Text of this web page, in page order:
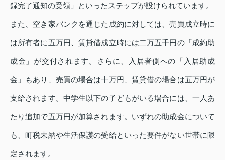
録完了通知の受領」といったステップが設けられています。
また、空き家バンクを通じた成約に対しては、売買成立時に
は所有者に五万円、賃貸借成立時には二万五千円の「成約助
成金」が交付されます。さらに、入居者側への「入居助成
金」もあり、売買の場合は十万円、賃貸借の場合は五万円が
支給されます。中学生以下の子どもがいる場合には、一人あ
たり追加で五万円が加算されます。いずれの助成金について
も、町税未納や生活保護の受給といった要件がない世帯に限
定されます。